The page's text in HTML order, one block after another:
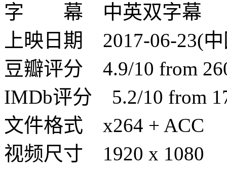
字 幕 中英双字幕
上映日期 2017-06-23(
豆瓣评分 4.9/10 from
IMDb评分 5.2/10 from
文件格式 x264 + ACC
视频尺寸 1920 x 1080